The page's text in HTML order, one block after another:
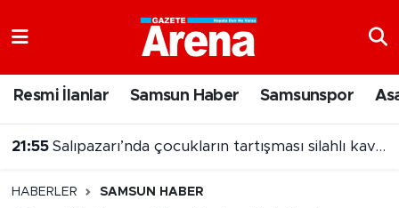
Resmi İlanlar Samsun Haber Samsunspor
21:55 Salıpazarı’nda çocukların tartışması silahlı kavgaya dönüştü
21:30 8 Ağustos 2026 Çılgın Sayısal Loto sonuçları belli oldu
HABERLER SAMSUN HABER
Samsun Namaz Vakitleri